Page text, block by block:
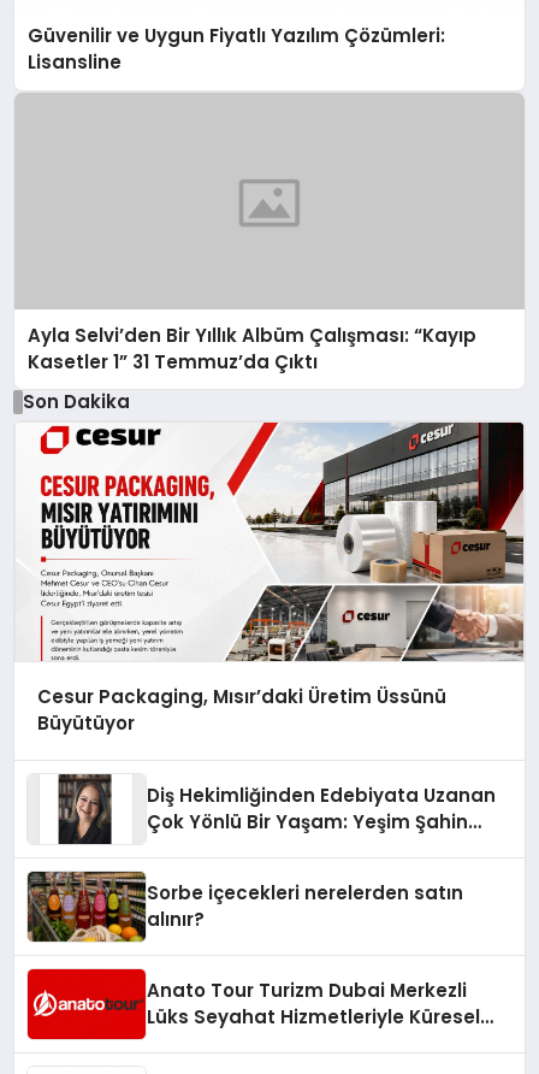
Güvenilir ve Uygun Fiyatlı Yazılım Çözümleri:
Lisansline
Ayla Selvi’den Bir Yıllık Albüm Çalışması: “Kayıp
Kasetler 1” 31 Temmuz’da Çıktı
Son Dakika
Cesur Packaging, Mısır’daki Üretim Üssünü
Büyütüyor
Diş Hekimliğinden Edebiyata Uzanan
Çok Yönlü Bir Yaşam: Yeşim Şahin
Sorbe içecekleri nerelerden satın
alınır?
Anato Tour Turizm Dubai Merkezli
Lüks Seyahat Hizmetleriyle Küresel